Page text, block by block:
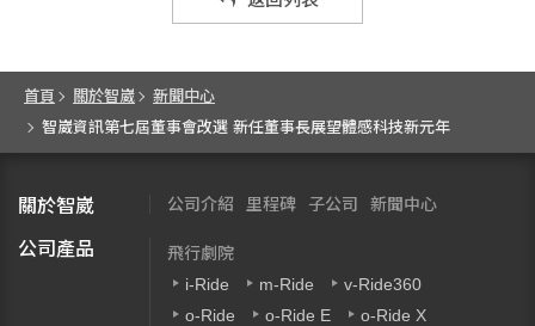
首頁 關於智崴
新聞中心
智崴資訊第七屆董事會改選 新任董事長展望體感科技新元年
關於智崴 公司介紹 里程碑 子公司 新聞中心
公司產品
飛行劇院
i-Ride
m-Ride
v-Ride360
o-Ride
o-Ride E o-Ride X